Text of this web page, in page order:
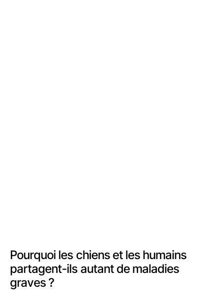
Pourquoi les chiens et les humains
partagent-ils autant de maladies
graves ?